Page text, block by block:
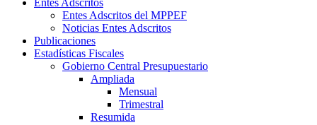
Entes Adscritos
Entes Adscritos del MPPEF
Noticias Entes Adscritos
Publicaciones
Estadísticas Fiscales
Gobierno Central Presupuestario
Ampliada
Mensual
Trimestral
Resumida